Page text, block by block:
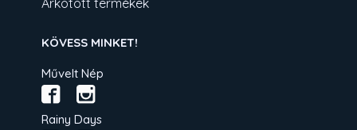
Árkötött termékek
KÖVESS MINKET!
Művelt Nép
Rainy Days